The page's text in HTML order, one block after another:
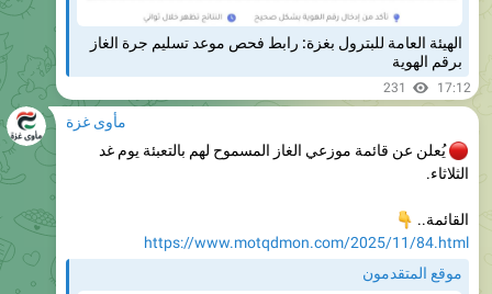
برقم الهوية
231 17:12
مأوى غزة
يُعلن عن قائمة موزعي الغاز المسموح لهم بالتعبئة يوم غد
القائمة..
موقع المتقدمون